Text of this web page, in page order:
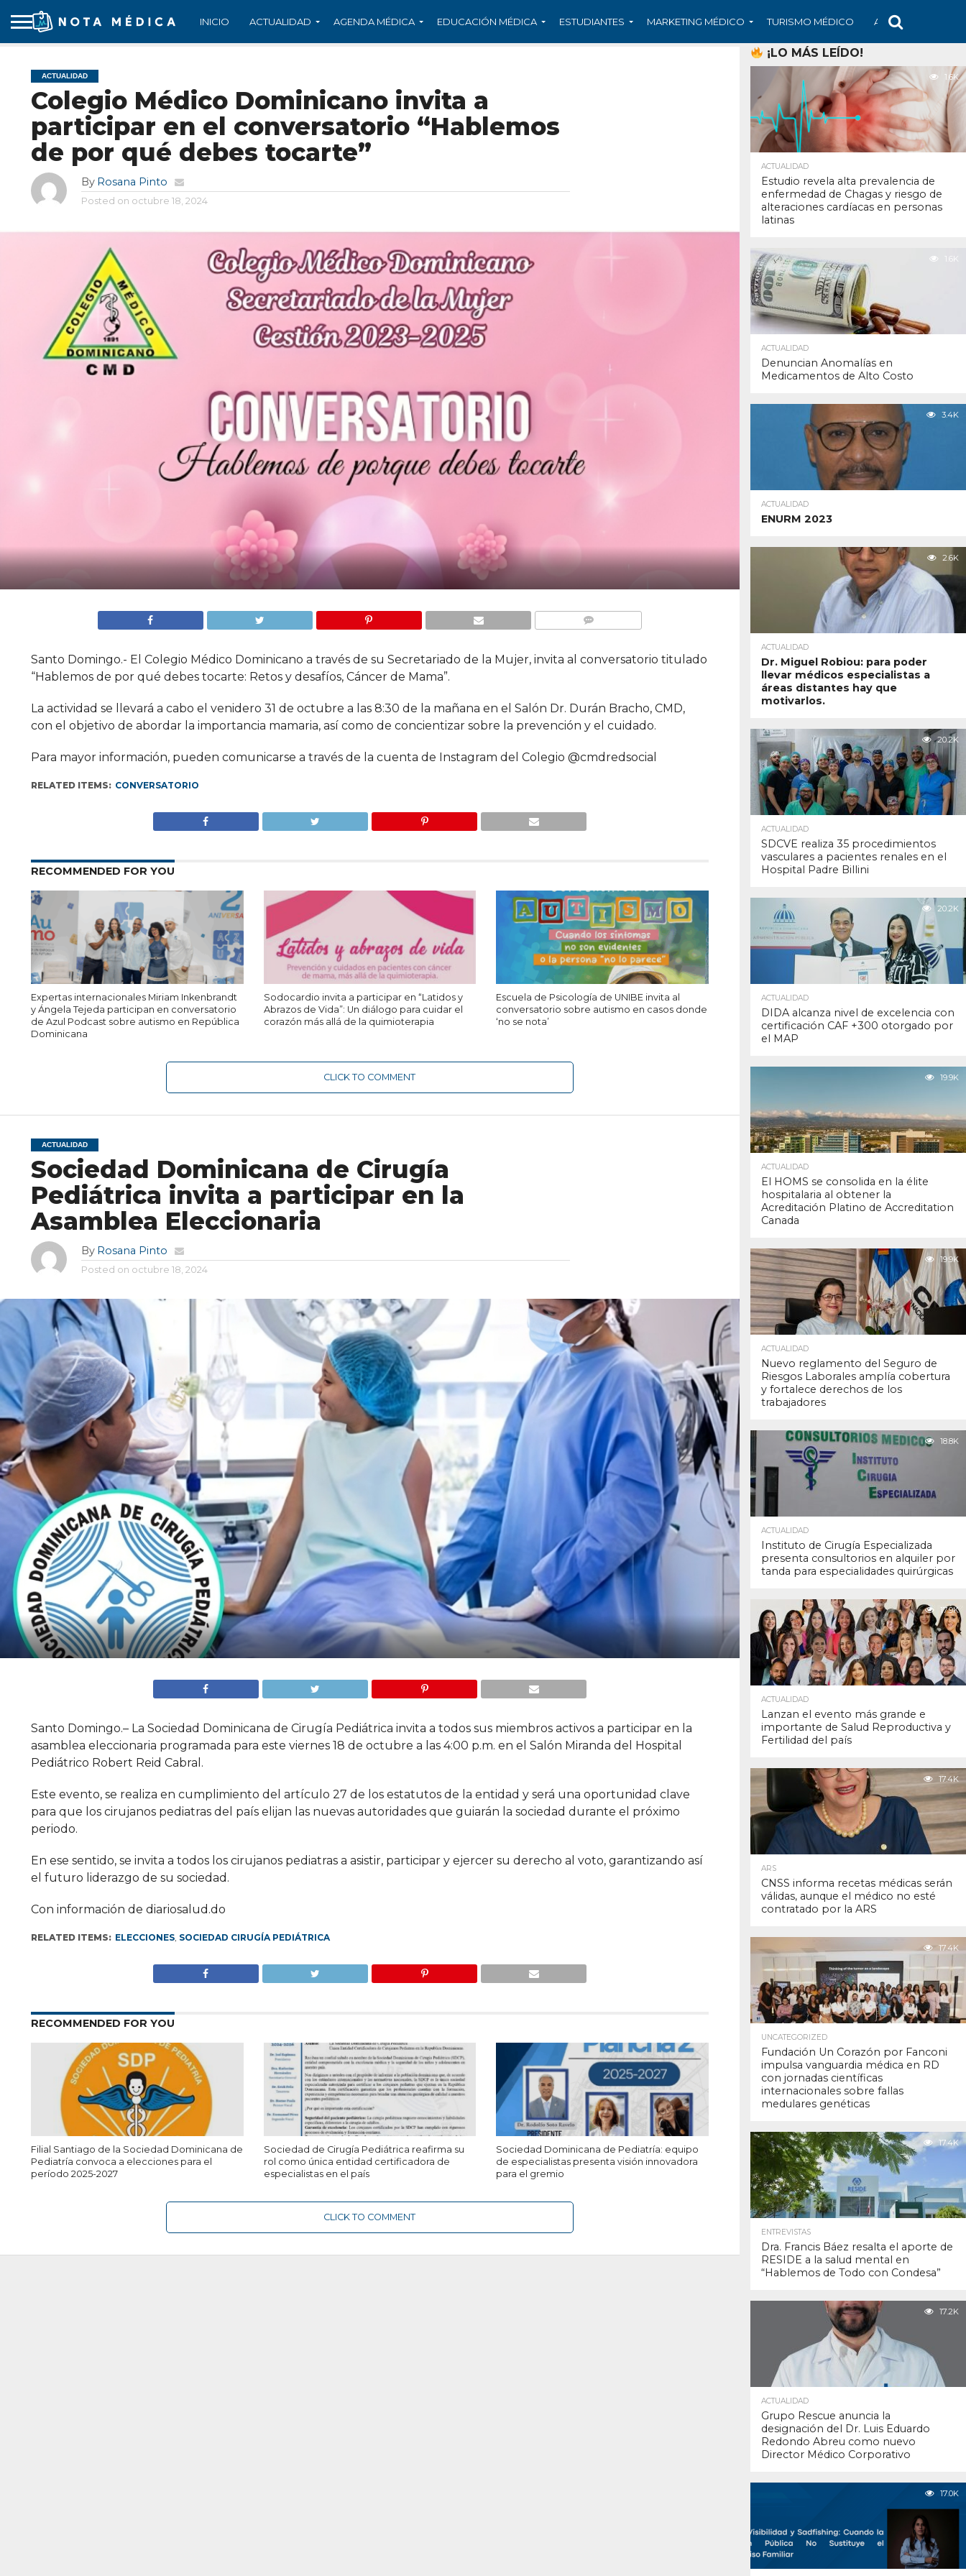
INICIO ACTUALIDAD AGENDA MÉDICA EDUCACIÓN MÉDICA ESTUDIANTES MARKETING MÉDICO TURISMO MÉDICO ARS
ACTUALIDAD
Colegio Médico Dominicano invita a
participar en el conversatorio “Hablemos
de por qué debes tocarte”
By Rosana Pinto
Posted on octubre 18, 2024
Santo Domingo.- El Colegio Médico Dominicano a través de su Secretariado de la Mujer, invita al conversatorio titulado
“Hablemos de por qué debes tocarte: Retos y desafíos, Cáncer de Mama”.
La actividad se llevará a cabo el venidero 31 de octubre a las 8:30 de la mañana en el Salón Dr. Durán Bracho, CMD,
con el objetivo de abordar la importancia mamaria, así como de concientizar sobre la prevención y el cuidado.
Para mayor información, pueden comunicarse a través de la cuenta de Instagram del Colegio @cmdredsocial
RELATED ITEMS: CONVERSATORIO
RECOMMENDED FOR YOU
Expertas internacionales Miriam Inkenbrandt
y Ángela Tejeda participan en conversatorio
de Azul Podcast sobre autismo en República
Dominicana
Sodocardio invita a participar en “Latidos y
Abrazos de Vida”: Un diálogo para cuidar el
corazón más allá de la quimioterapia
Escuela de Psicología de UNIBE invita al
conversatorio sobre autismo en casos donde
‘no se nota’
CLICK TO COMMENT
ACTUALIDAD
Sociedad Dominicana de Cirugía
Pediátrica invita a participar en la
Asamblea Eleccionaria
By Rosana Pinto
Posted on octubre 18, 2024
Santo Domingo.– La Sociedad Dominicana de Cirugía Pediátrica invita a todos sus miembros activos a participar en la
asamblea eleccionaria programada para este viernes 18 de octubre a las 4:00 p.m. en el Salón Miranda del Hospital
Pediátrico Robert Reid Cabral.
Este evento, se realiza en cumplimiento del artículo 27 de los estatutos de la entidad y será una oportunidad clave
para que los cirujanos pediatras del país elijan las nuevas autoridades que guiarán la sociedad durante el próximo
periodo.
En ese sentido, se invita a todos los cirujanos pediatras a asistir, participar y ejercer su derecho al voto, garantizando así
el futuro liderazgo de su sociedad.
Con información de diariosalud.do
RELATED ITEMS: ELECCIONES, SOCIEDAD CIRUGÍA PEDIÁTRICA
RECOMMENDED FOR YOU
Filial Santiago de la Sociedad Dominicana de
Pediatría convoca a elecciones para el
período 2025-2027
Sociedad de Cirugía Pediátrica reafirma su
rol como única entidad certificadora de
especialistas en el país
Sociedad Dominicana de Pediatría: equipo
de especialistas presenta visión innovadora
para el gremio
CLICK TO COMMENT
¡LO MÁS LEÍDO!
1.6K
ACTUALIDAD
Estudio revela alta prevalencia de
enfermedad de Chagas y riesgo de
alteraciones cardíacas en personas
latinas
1.6K
ACTUALIDAD
Denuncian Anomalías en
Medicamentos de Alto Costo
3.4K
ACTUALIDAD
ENURM 2023
2.6K
ACTUALIDAD
Dr. Miguel Robiou: para poder
llevar médicos especialistas a
áreas distantes hay que
motivarlos.
20.2K
ACTUALIDAD
SDCVE realiza 35 procedimientos
vasculares a pacientes renales en el
Hospital Padre Billini
20.2K
ACTUALIDAD
DIDA alcanza nivel de excelencia con
certificación CAF +300 otorgado por
el MAP
19.9K
ACTUALIDAD
El HOMS se consolida en la élite
hospitalaria al obtener la
Acreditación Platino de Accreditation
Canada
19.9K
ACTUALIDAD
Nuevo reglamento del Seguro de
Riesgos Laborales amplía cobertura
y fortalece derechos de los
trabajadores
18.8K
ACTUALIDAD
Instituto de Cirugía Especializada
presenta consultorios en alquiler por
tanda para especialidades quirúrgicas
17.9K
ACTUALIDAD
Lanzan el evento más grande e
importante de Salud Reproductiva y
Fertilidad del país
17.4K
ARS
CNSS informa recetas médicas serán
válidas, aunque el médico no esté
contratado por la ARS
17.4K
UNCATEGORIZED
Fundación Un Corazón por Fanconi
impulsa vanguardia médica en RD
con jornadas científicas
internacionales sobre fallas
medulares genéticas
17.4K
ENTREVISTAS
Dra. Francis Báez resalta el aporte de
RESIDE a la salud mental en
“Hablemos de Todo con Condesa”
17.2K
ACTUALIDAD
Grupo Rescue anuncia la
designación del Dr. Luis Eduardo
Redondo Abreu como nuevo
Director Médico Corporativo
17.0K